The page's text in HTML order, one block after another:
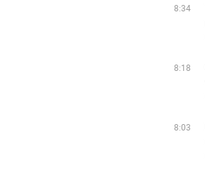
8:34
8:18
8:03